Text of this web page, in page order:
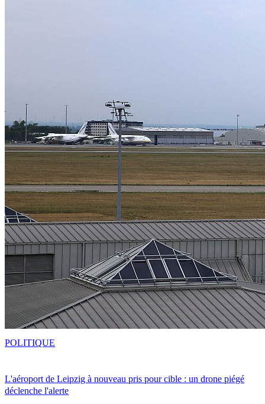
L'aéroport de Leipzig à nouveau pris pour cible : un drone piégé
déclenche l'alerte
POLITIQUE